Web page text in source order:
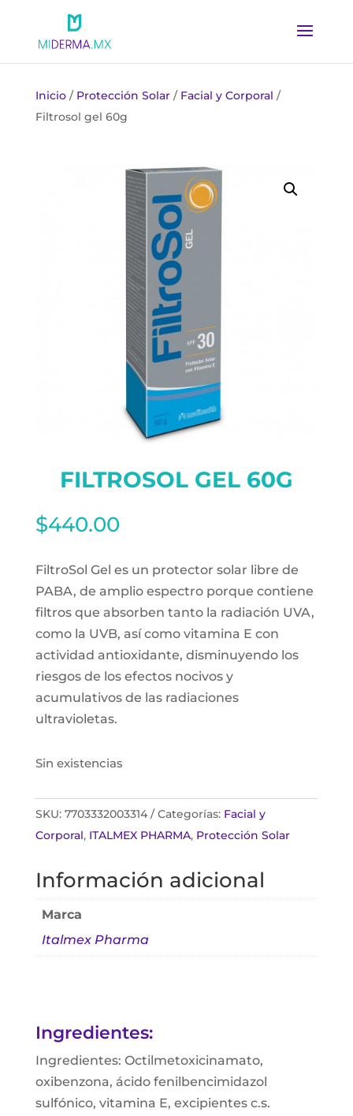
Inicio/ Protección Solar/ Facial y Corporal /
Filtrosol gel 60g
FILTROSOL GEL 60G
$440.00
FiltroSol Gel es un protector solar libre de
PABA, de amplio espectro porque contiene
filtros que absorben tanto la radiación UVA,
como la UVB, así como vitamina E con
actividad antioxidante, disminuyendo los
riesgos de los efectos nocivos y
acumulativos de las radiaciones
ultravioletas.
Sin existencias
SKU: 7703332003314 Categorías: Facial y
Corporal, ITALMEX PHARMA, Protección Solar
Información adicional
Marca
Italmex Pharma
Ingredientes:
Ingredientes: Octilmetoxicinamato,
oxibenzona, ácido fenilbencimidazol
sulfónico, vitamina E, excipientes c.s.